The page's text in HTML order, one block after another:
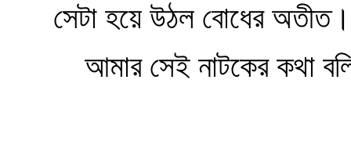
সেটা হয়ে উঠল বোধের অতীত।
আমার সেই নাটকের কথা